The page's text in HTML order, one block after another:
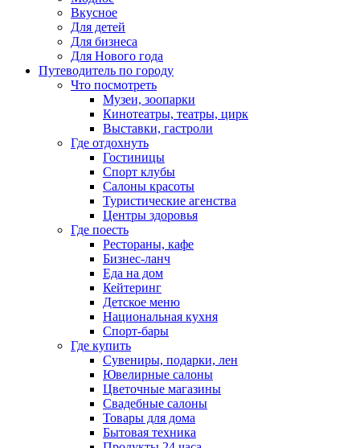
Вкусное
Для детей
Для бизнеса
Для Нового года
Путеводитель по городу
Что посмотреть
Музеи, зоопарки
Кинотеатры, театры, цирк
Выставки, гастроли
Где отдохнуть
Гостиницы
Спорт клубы
Салоны красоты
Туристические агенства
Центры здоровья
Где поесть
Рестораны, кафе
Бизнес-ланч
Еда на дом
Кейтеринг
Детское меню
Национальная кухня
Спорт-бары
Где купить
Сувениры, подарки, лен
Ювелирные салоны
Цветочные магазины
Свадебные салоны
Товары для дома
Бытовая техника